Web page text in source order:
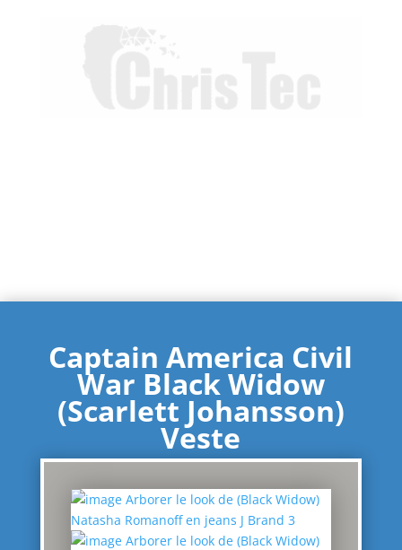
Captain America Civil
War Black Widow
(Scarlett Johansson)
Veste